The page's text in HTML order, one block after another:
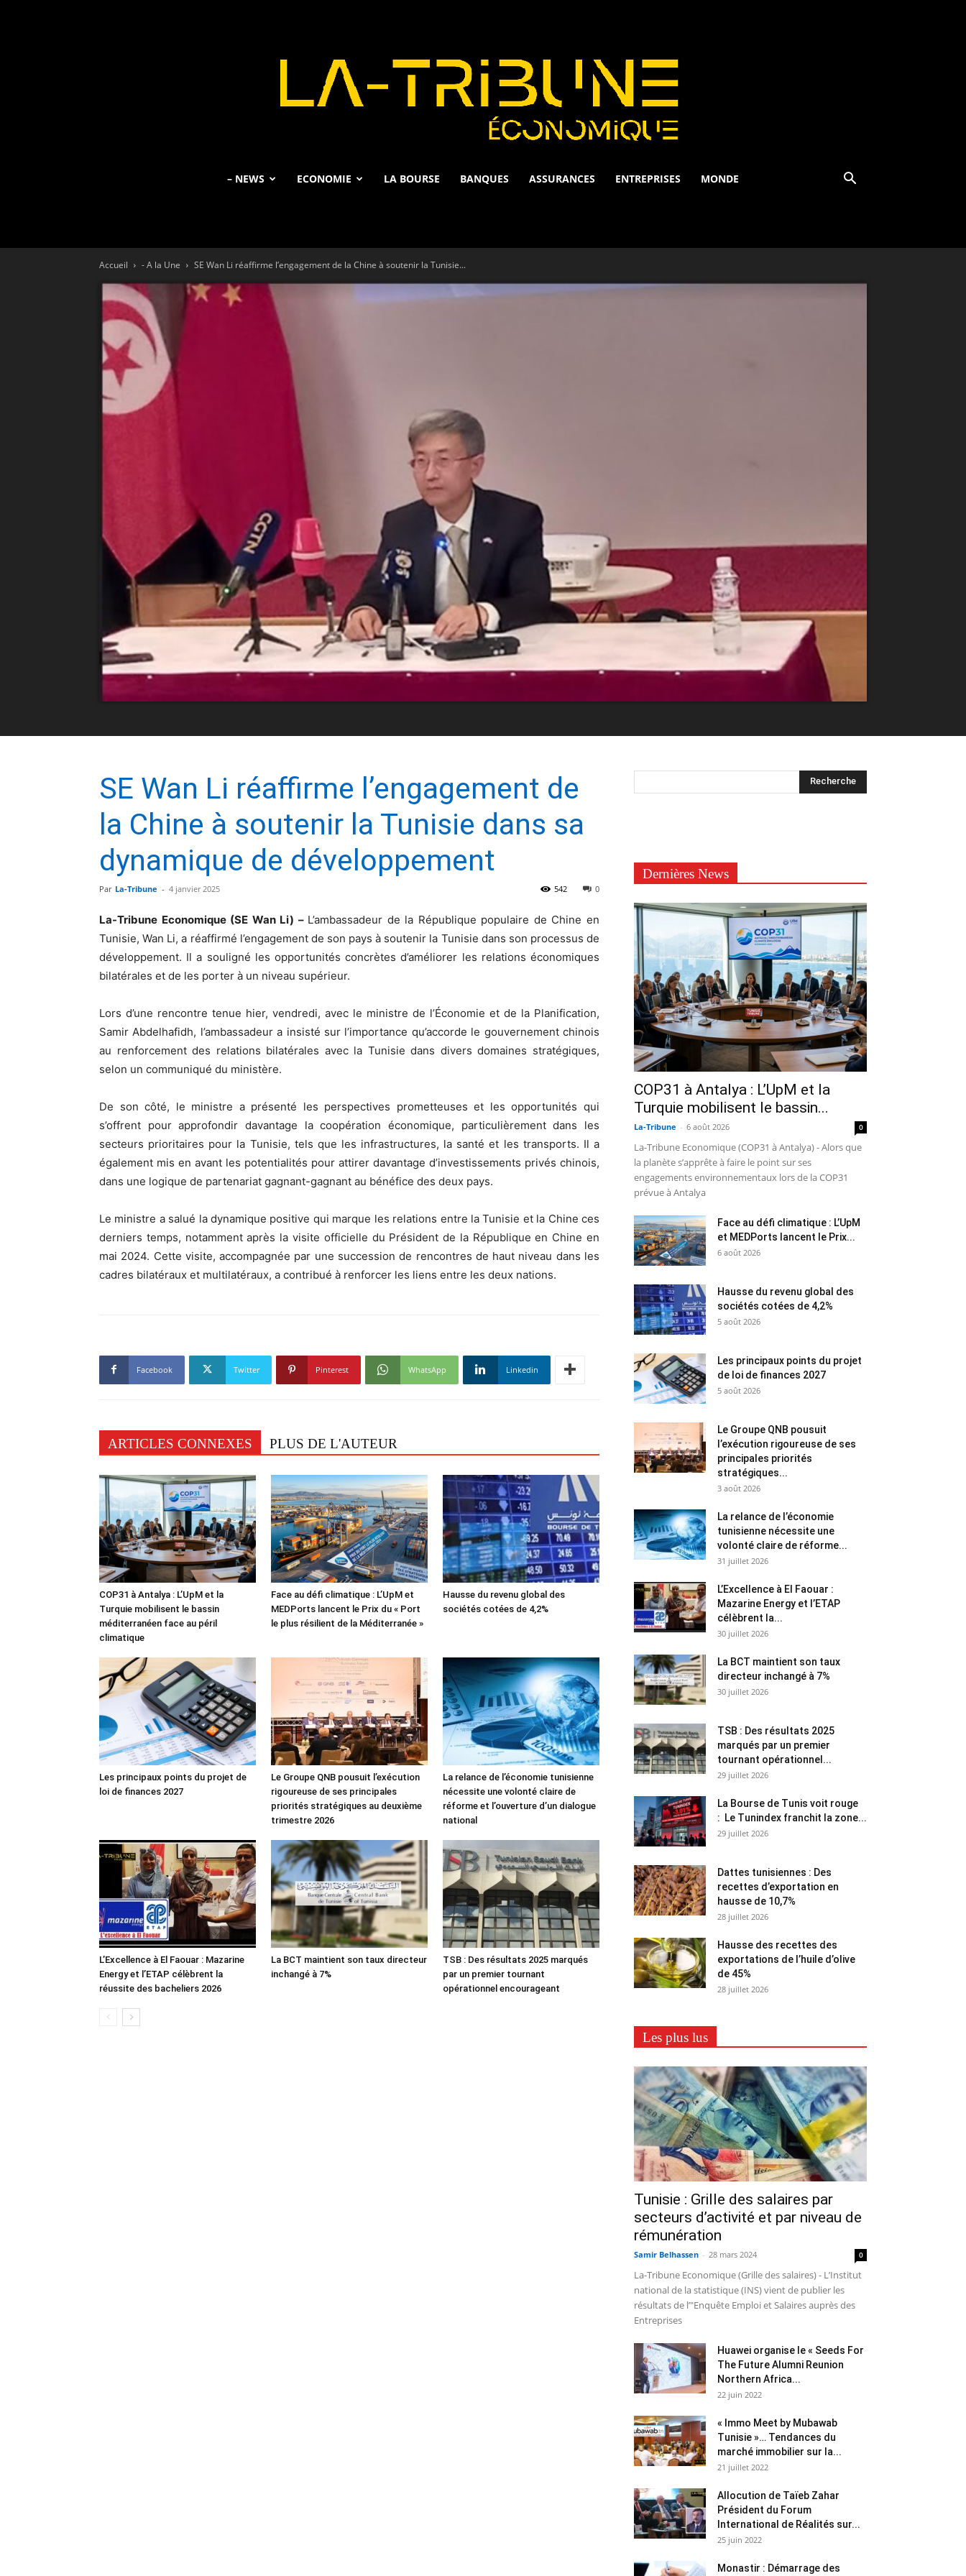
– NEWS ECONOMIE LA BOURSE BANQUES ASSURANCES ENTREPRISES MONDE
Accueil - A la Une SE Wan Li réaffirme l’engagement de la Chine à soutenir la Tunisie...
SE Wan Li réaffirme l’engagement de
la Chine à soutenir la Tunisie dans sa
dynamique de développement
Par La-Tribune - 4 janvier 2025 0
542
La-Tribune Economique (SE Wan Li) – L’ambassadeur de la République populaire de Chine en
Tunisie, Wan Li, a réaffirmé l’engagement de son pays à soutenir la Tunisie dans son processus de
développement. Il a souligné les opportunités concrètes d’améliorer les relations économiques
bilatérales et de les porter à un niveau supérieur.
Lors d’une rencontre tenue hier, vendredi, avec le ministre de l’Économie et de la Planification,
Samir Abdelhafidh, l’ambassadeur a insisté sur l’importance qu’accorde le gouvernement chinois
au renforcement des relations bilatérales avec la Tunisie dans divers domaines stratégiques,
selon un communiqué du ministère.
De son côté, le ministre a présenté les perspectives prometteuses et les opportunités qui
s’offrent pour approfondir davantage la coopération économique, particulièrement dans les
secteurs prioritaires pour la Tunisie, tels que les infrastructures, la santé et les transports. Il a
également mis en avant les potentialités pour attirer davantage d’investissements privés chinois,
dans une logique de partenariat gagnant-gagnant au bénéfice des deux pays.
Le ministre a salué la dynamique positive qui marque les relations entre la Tunisie et la Chine ces
derniers temps, notamment après la visite officielle du Président de la République en Chine en
mai 2024. Cette visite, accompagnée par une succession de rencontres de haut niveau dans les
cadres bilatéraux et multilatéraux, a contribué à renforcer les liens entre les deux nations.
Facebook Twitter Pinterest WhatsApp Linkedin
ARTICLES CONNEXES PLUS DE L'AUTEUR
COP31 à Antalya : L’UpM et la
Turquie mobilisent le bassin
méditerranéen face au péril
climatique
Face au défi climatique : L’UpM et
MEDPorts lancent le Prix du « Port
le plus résilient de la Méditerranée »
Hausse du revenu global des
sociétés cotées de 4,2%
Les principaux points du projet de
loi de finances 2027
Le Groupe QNB pousuit l’exécution
rigoureuse de ses principales
priorités stratégiques au deuxième
trimestre 2026
La relance de l’économie tunisienne
nécessite une volonté claire de
réforme et l’ouverture d’un dialogue
national
L’Excellence à El Faouar : Mazarine
Energy et l’ETAP célèbrent la
réussite des bacheliers 2026
La BCT maintient son taux directeur
inchangé à 7%
TSB : Des résultats 2025 marqués
par un premier tournant
opérationnel encourageant
Dernières News
COP31 à Antalya : L’UpM et la
Turquie mobilisent le bassin...
La-Tribune - 6 août 2026 0
La-Tribune Economique (COP31 à Antalya) - Alors que
la planète s’apprête à faire le point sur ses
engagements environnementaux lors de la COP31
prévue à Antalya
Face au défi climatique : L’UpM
et MEDPorts lancent le Prix...
6 août 2026
Hausse du revenu global des
sociétés cotées de 4,2%
5 août 2026
Les principaux points du projet
de loi de finances 2027
5 août 2026
Le Groupe QNB pousuit
l’exécution rigoureuse de ses
principales priorités
stratégiques...
3 août 2026
La relance de l’économie
tunisienne nécessite une
volonté claire de réforme...
31 juillet 2026
L’Excellence à El Faouar :
Mazarine Energy et l’ETAP
célèbrent la...
30 juillet 2026
La BCT maintient son taux
directeur inchangé à 7%
30 juillet 2026
TSB : Des résultats 2025
marqués par un premier
tournant opérationnel...
29 juillet 2026
La Bourse de Tunis voit rouge
: Le Tunindex franchit la zone...
29 juillet 2026
Dattes tunisiennes : Des
recettes d’exportation en
hausse de 10,7%
28 juillet 2026
Hausse des recettes des
exportations de l’huile d’olive
de 45%
28 juillet 2026
Les plus lus
Tunisie : Grille des salaires par
secteurs d’activité et par niveau de
rémunération
Samir Belhassen - 28 mars 2024 0
La-Tribune Economique (Grille des salaires) - L’Institut
national de la statistique (INS) vient de publier les
résultats de l’"Enquête Emploi et Salaires auprès des
Entreprises
Huawei organise le « Seeds For
The Future Alumni Reunion
Northern Africa...
22 juin 2022
« Immo Meet by Mubawab
Tunisie »… Tendances du
marché immobilier sur la...
21 juillet 2022
Allocution de Taïeb Zahar
Président du Forum
International de Réalités sur...
25 juin 2022
Monastir : Démarrage des